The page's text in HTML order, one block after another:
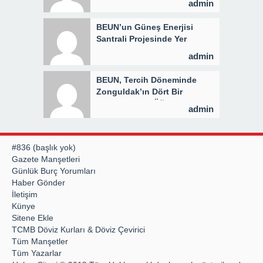
admin
BEUN’un Güneş Enerjisi
Santrali Projesinde Yer
admin
BEUN, Tercih Döneminde
Zonguldak’ın Dört Bir
Yanında Aday Öğrencilerle
admin
#836 (başlık yok)
Gazete Manşetleri
Günlük Burç Yorumları
Haber Gönder
İletişim
Künye
Sitene Ekle
TCMB Döviz Kurları & Döviz Çevirici
Tüm Manşetler
Tüm Yazarlar